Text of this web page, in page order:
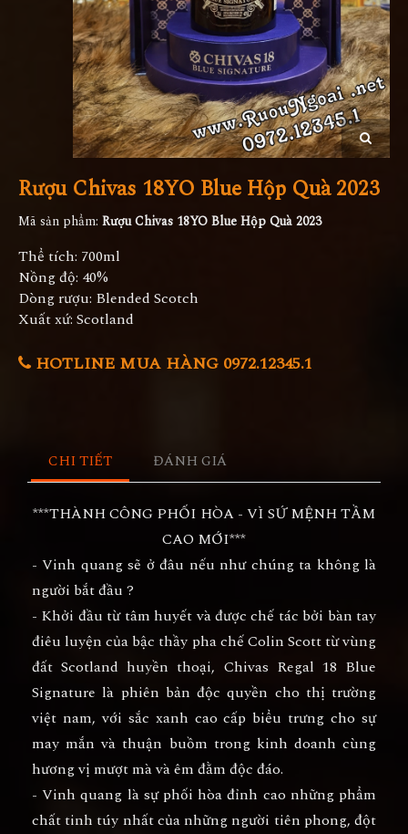
Rượu Chivas 18YO Blue Hộp Quà 2023
Mã sản phẩm: Rượu Chivas 18YO Blue Hộp Quà 2023
Thể tích: 700ml
Nồng độ: 40%
Dòng rượu: Blended Scotch
Xuất xứ: Scotland
HOTLINE MUA HÀNG 0972.12345.1
CHI TIẾT ĐÁNH GIÁ
***THÀNH CÔNG PHỐI HÒA - VÌ SỨ MỆNH TẦM
CAO MỚI***
- Vinh quang sẽ ở đâu nếu như chúng ta không là
người bắt đầu ?
- Khởi đầu từ tâm huyết và được chế tác bởi bàn tay
điêu luyện của bậc thầy pha chế Colin Scott từ vùng
đất Scotland huyền thoại, Chivas Regal 18 Blue
Signature là phiên bản độc quyền cho thị trường
việt nam, với sắc xanh cao cấp biểu trưng cho sự
may mắn và thuận buồm trong kinh doanh cùng
hương vị mượt mà và êm đằm độc đáo.
- Vinh quang là sự phối hòa đỉnh cao những phẩm
chất tinh túy nhất của những người tiên phong, đột